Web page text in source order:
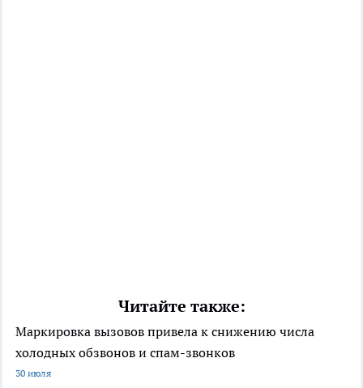
Читайте также:
Маркировка вызовов привела к снижению числа
холодных обзвонов и спам-звонков
30 июля